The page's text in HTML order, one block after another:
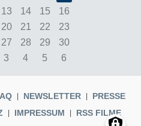
13 14 15
16
20 21 22
23
27 28 29
30
3 4 5 6
NEWSLETTER
PRESSE
IMPRESSUM
RSS FILME